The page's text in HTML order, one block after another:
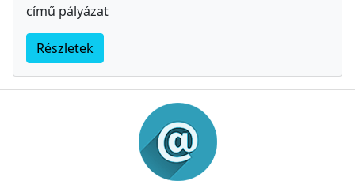
című pályázat
Részletek